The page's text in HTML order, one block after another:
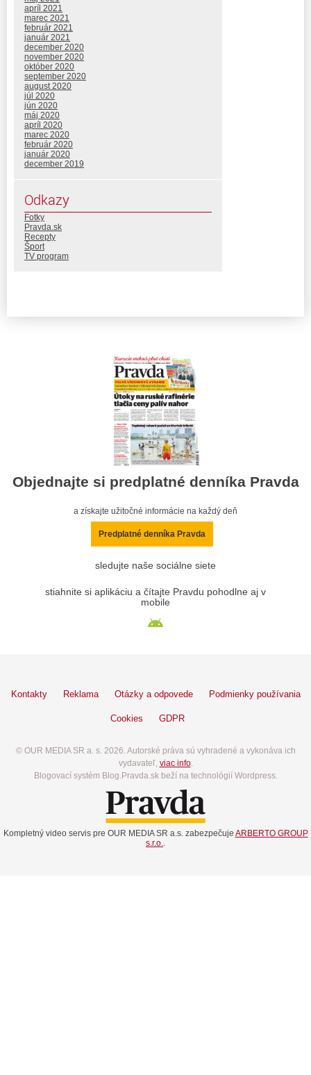
apríl 2021
marec 2021
február 2021
január 2021
december 2020
november 2020
október 2020
september 2020
august 2020
júl 2020
jún 2020
máj 2020
apríl 2020
marec 2020
február 2020
január 2020
december 2019
Odkazy
Fotky
Pravda.sk
Recepty
Šport
TV program
Objednajte si predplatné denníka Pravda
a získajte užitočné informácie na každý deň
Predplatné denníka Pravda
sledujte naše sociálne siete
stiahnite si aplikáciu a čítajte Pravdu pohodlne aj v
mobile
Kontakty Reklama Otázky a odpovede Podmienky používania
Cookies GDPR
© OUR MEDIA SR a. s. 2026. Autorské práva sú vyhradené a vykonáva ich
vydavateľ, viac info.
Blogovací systém Blog.Pravda.sk beží na technológií Wordpress.
Kompletný video servis pre OUR MEDIA SR a.s. zabezpečuje ARBERTO GROUP
s.r.o..